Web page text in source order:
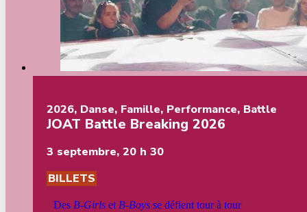
2026, Danse, Famille, Performance, Battle
JOAT Battle Breaking 2026
3 septembre, 20 h 30
BILLETS
Des B-Girls etB-Boys se défient tour à tour